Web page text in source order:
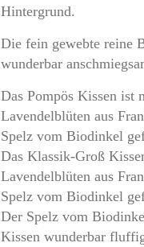
Hintergrund.
Die fein gewebte reine
wunderbar
Das Pompös Kissen ist
Lavendelblüten aus
Spelz vom Biodinkel
Das Klassik-Groß
Lavendelblüten aus
Spelz vom Biodinkel
Der Spelz vom
Kissen wunderbar